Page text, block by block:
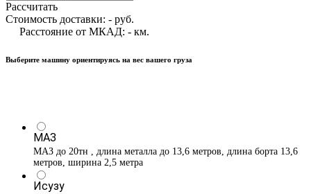
Рассчитать
Стоимость доставки: - руб.
Расстояние от МКАД: - км.
Выберите машину ориентируясь на вес вашего груза
МАЗ
МАЗ до 20тн , длина металла до 13,6 метров, длина борта 13,6
метров, ширина 2,5 метра
Исузу